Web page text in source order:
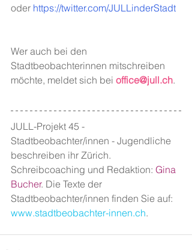
oder https://twitter.com/JULLinderStadt
Wer auch bei den
Stadtbeobachterinnen mitschreiben
möchte, meldet sich bei office@jull.ch.
JULL-Projekt 45 -
Stadtbeobachter/innen - Jugendliche
beschreiben ihr Zürich.
Schreibcoaching und Redaktion: Gina
Bucher. Die Texte der
Stadtbeobachter/innen finden Sie auf:
www.stadtbeobachter-innen.ch.